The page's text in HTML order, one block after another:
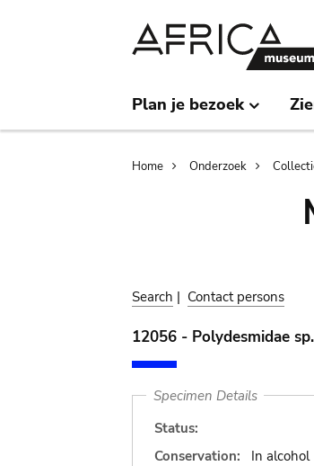
Plan je bezoek
Home Onderzoek
Search | Contact persons
12056 - Polydesmidae sp.
Specimen Details
Status:
Conservation:
In alcohol